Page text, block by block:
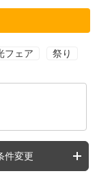
フェア 祭り
件変更